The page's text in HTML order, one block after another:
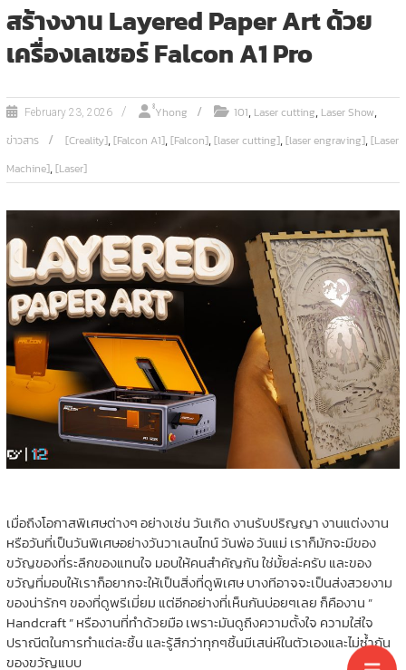
สร้างงาน Layered Paper Art ด้วย
เครื่องเลเซอร์ Falcon A1 Pro
February 23, 2026 ํํYhong 101, Laser cutting, Laser Show,
ข่าวสาร [Creality],[Falcon A1],[Falcon],[laser cutting],[laser engraving],[Laser
Machine],[Laser]
เมื่อถึงโอกาสพิเศษต่างๆ อย่างเช่น วันเกิด งานรับปริญญา งานแต่งงาน
หรือวันที่เป็นวันพิเศษอย่างวันวาเลนไทน์ วันพ่อ วันแม่ เราก็มักจะมีของ
ขวัญของที่ระลึกของแทนใจ มอบให้คนสำคัญกัน ใช่มั้ยล่ะครับ และของ
ขวัญที่มอบให้เราก็อยากจะให้เป็นสิ่งที่ดูพิเศษ บางทีอาจจะเป็นส่งสวยงาม
ของน่ารักๆ ของที่ดูพรีเมี่ยม แต่อีกอย่างที่เห็นกันบ่อยๆเลย ก็คืองาน ”
Handcraft ” หรืองานที่ทำด้วยมือ เพราะมันดูถึงความตั้งใจ ความใส่ใจ
ปราณีตในการทำแต่ละชิ้น และรู้สึกว่าทุกๆชิ้นมีเสน่ห์ในตัวเองและไม่ซ้ำกัน
ของขวัญแบบ